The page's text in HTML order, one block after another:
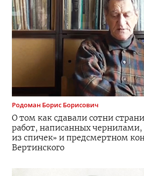
Родоман Борис Борисович
О том как сдавали сотни
работ, написанных чернилами,
из спичек» и предсмертном
Вертинского